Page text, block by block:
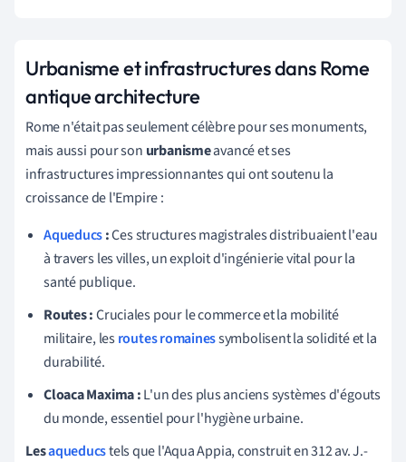
Urbanisme et infrastructures dans Rome
antique architecture
Rome n'était pas seulement célèbre pour ses monuments,
mais aussi pour son urbanismeavancé et ses
infrastructures impressionnantes qui ont soutenu la
croissance de l'Empire :
Aqueducs:Ces structures magistrales distribuaient l'eau
à travers les villes, un exploit d'ingénierie vital pour la
santé publique.
Routes :Cruciales pour le commerce et la mobilité
militaire, lesroutes romainessymbolisent la solidité et la
durabilité.
Cloaca Maxima :L'un des plus anciens systèmes d'égouts
du monde, essentiel pour l'hygiène urbaine.
Lesaqueducstels que l'Aqua Appia, construit en 312 av. J.-